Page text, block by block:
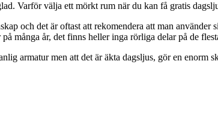
Varför välja ett mörkt rum när du kan få gratis
och det är oftast att rekomendera att man
många år, det finns heller inga rörliga delar på de
armatur men att det är äkta dagsljus, gör en enorm